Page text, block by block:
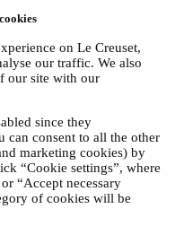
on Le Creuset,
our traffic. We also
our site with our
since they
can consent to all the other
marketing cookies) by
“Cookie settings”, where
“Accept necessary
of cookies will be
VERZAMELEN WIJ
met betrekking tot u en
hetzij rechtstreeks of in
voor kinderen en we
betrekking tot kinderen.
wanneer u onze
Creuset-account aanmaakt,
of in onze Le Creuset
Winkels) of wanneer u zich
De persoonsgegevens